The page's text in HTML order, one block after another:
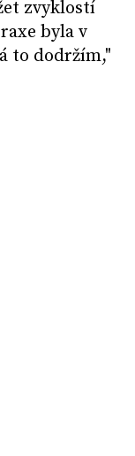
zvyklostí
byla v
to dodržím,"